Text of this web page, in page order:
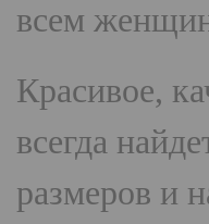
всем
Красивое,
всегда
размеров и